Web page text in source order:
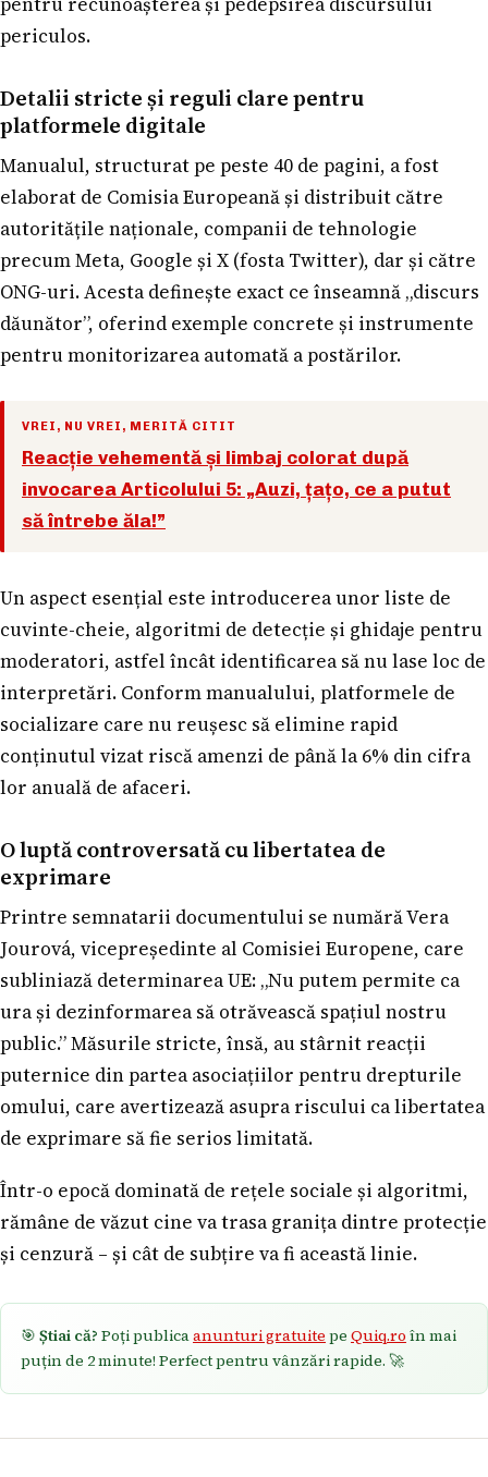
periculos.
Detalii stricte și reguli clare pentru
platformele digitale
Manualul, structurat pe peste 40 de pagini, a fost
elaborat de Comisia Europeană și distribuit către
autoritățile naționale, companii de tehnologie
precum Meta, Google și X (fosta Twitter), dar și către
ONG-uri. Acesta definește exact ce înseamnă „discurs
dăunător”, oferind exemple concrete și instrumente
pentru monitorizarea automată a postărilor.
VREI, NU VREI, MERITĂ CITIT
Reacție vehementă și limbaj colorat după
invocarea Articolului 5: „Auzi, țațo, ce a putut
să întrebe ăla!”
Un aspect esențial este introducerea unor liste de
cuvinte-cheie, algoritmi de detecție și ghidaje pentru
moderatori, astfel încât identificarea să nu lase loc de
interpretări. Conform manualului, platformele de
socializare care nu reușesc să elimine rapid
conținutul vizat riscă amenzi de până la 6% din cifra
lor anuală de afaceri.
O luptă controversată cu libertatea de
exprimare
Printre semnatarii documentului se numără Vera
Jourová, vicepreședinte al Comisiei Europene, care
subliniază determinarea UE: „Nu putem permite ca
ura și dezinformarea să otrăvească spațiul nostru
public.” Măsurile stricte, însă, au stârnit reacții
puternice din partea asociațiilor pentru drepturile
omului, care avertizează asupra riscului ca libertatea
de exprimare să fie serios limitată.
Într-o epocă dominată de rețele sociale și algoritmi,
rămâne de văzut cine va trasa granița dintre protecție
și cenzură – și cât de subțire va fi această linie.
🎯 Știai că? Poți publicaanunturi gratuite pe Quiq.ro în mai
puțin de 2 minute! Perfect pentru vânzări rapide. 🚀